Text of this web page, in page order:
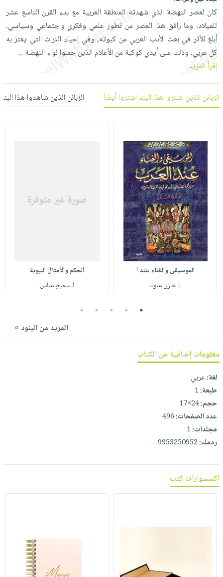
العناية
بالأسنان
الحمية
والتغذية
أدوات
المائدة
الأوعية
والتخزين
أدوات
المطبخ
الأكثر
مبيعاً
العودة
للمدارس
اكسسوارات
اكسسوارات
منزلية
اكسسوارات
مطرزات
حقائب
حلي
عناية
بالذات
صابون
أطفال
مناسبات
شحن
مجاني
بنود
مختارة
اشتراكات
الاشتراكات
صندوق
القراءة
بلا
حدود
بحث
متقدم
نيل
وفرات
عن
الشركة
سياسة
الشركة
فيديوهات
أسئلة
يتكرر
طرحها
خدمات
تواصل
معنا
حسابك
لائحة
الأمنيات
عربة
التسوق
كان لعصر النهضة الذي شهدته المنطقة العربية مع بدء القرن التاسع عشر
للميلاد، وما رافق هذا العصر من تطور علمي وفكري واجتماعي وسياسي،
أبلغ الأثر في بعث الأدب العربي من كبوته، وفي إحياء التراث التي يعتز به
كل عربي، وذلك على أيدي كوكبة من الأعلام الذين حملوا لواء النهضة...
إقرأ المزيد
الزبائن الذين اشتروا هذا البند اشتروا أيضاً الزبائن الذين شاهدوا هذا
الموسيقى والغناء عند ا
لـ خازن عبود
الحكم والأمثال النبوية
لـ سميح عباس
1
2
3
4
5
المزيد من البنود »
معلومات إضافية عن الكتاب
لغة:عربي
طبعة:1
حجم:24×17
عدد الصفحات:496
مجلدات:1
ردمك:9953250952
اكسسوارات كتب